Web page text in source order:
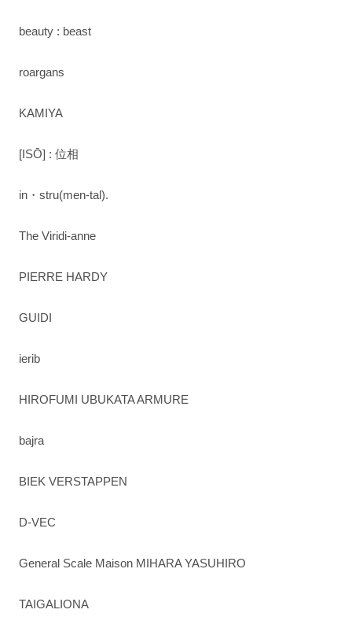
beauty : beast
roargans
KAMIYA
[ISŌ] : 位相
in・stru(men-tal).
The Viridi-anne
PIERRE HARDY
GUIDI
ierib
HIROFUMI UBUKATA ARMURE
bajra
BIEK VERSTAPPEN
D-VEC
General Scale Maison MIHARA YASUHIRO
TAIGALIONA